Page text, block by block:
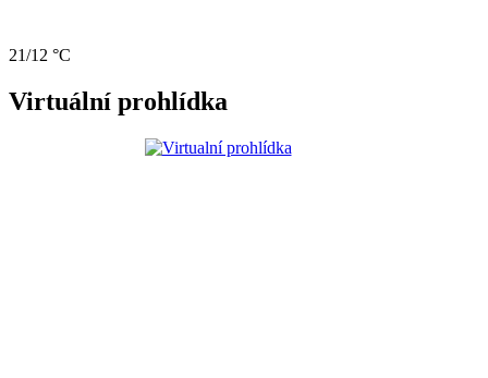
21/12 °C
Virtuální prohlídka